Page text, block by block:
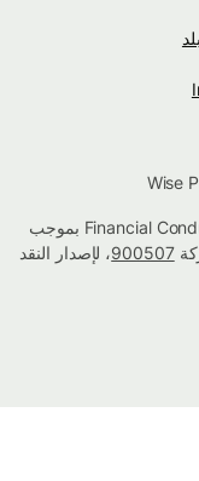
تم اعتماد شركة Wise بواسطة Financial Conduct Authority بموجب
900507، لإصدار النقد